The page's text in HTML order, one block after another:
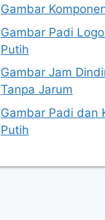
Gambar
Gambar Padi
Putih
Gambar Jam
Tanpa Jarum
Gambar Padi dan
Putih